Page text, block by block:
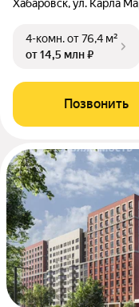
Хабаровск, ул. Карла
4-комн.от 76,4 м²
от 14,5 млн ₽
Позвонить